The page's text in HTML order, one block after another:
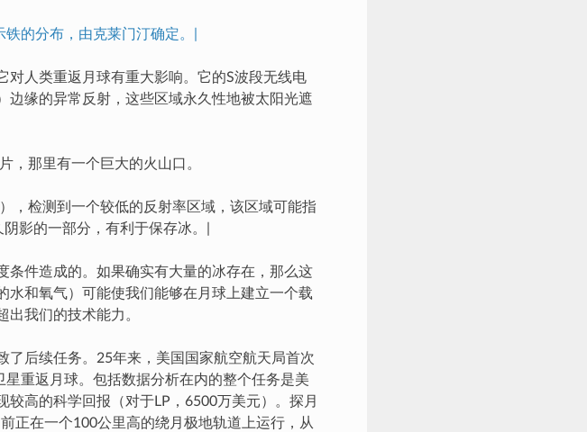
的分布，由克莱门汀确定。|
对人类重返月球有重大影响。它的S波段无线电
缘的异常反射，这些区域永久性地被太阳光遮
，那里有一个巨大的火山口。
，检测到一个较低的反射率区域，该区域可能指
影的一部分，有利于保存冰。|
条件造成的。如果确实有大量的冰存在，那么这
和氧气）可能使我们能够在月球上建立一个载
出我们的技术能力。
后续任务。25年来，美国国家航空航天局首次
重返月球。包括数据分析在内的整个任务是美
高的科学回报（对于LP，6500万美元）。探月
正在一个100公里高的绕月极地轨道上运行，从